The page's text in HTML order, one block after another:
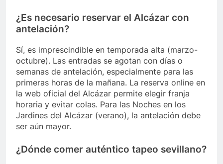
¿Es necesario reservar el Alcázar con
antelación?
Sí, es imprescindible en temporada alta (marzo-
octubre). Las entradas se agotan con días o
semanas de antelación, especialmente para las
primeras horas de la mañana. La reserva online en
la web oficial del Alcázar permite elegir franja
horaria y evitar colas. Para las Noches en los
Jardines del Alcázar (verano), la antelación debe
ser aún mayor.
¿Dónde comer auténtico tapeo sevillano?